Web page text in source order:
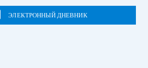
ЭЛЕКТРОННЫЙ ДНЕВНИК